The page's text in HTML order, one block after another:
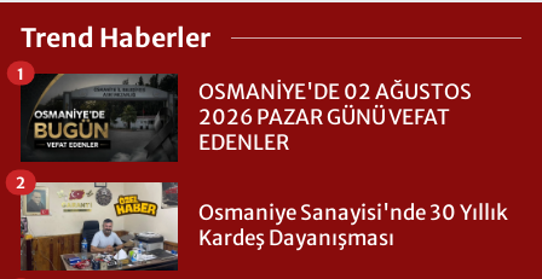
Trend Haberler
OSMANİYE'DE 02 AĞUSTOS
2026 PAZAR GÜNÜ VEFAT
EDENLER
1
Osmaniye Sanayisi'nde 30 Yıllık
Kardeş Dayanışması
2